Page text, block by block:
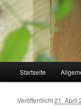
Zum Inhalt
Zum sekundären
Startseite
Veröffentlicht21. April